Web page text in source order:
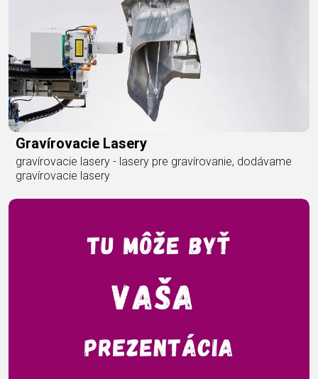
Gravírovacie Lasery
gravírovacie lasery - lasery pre gravírovanie, dodávame
gravírovacie lasery